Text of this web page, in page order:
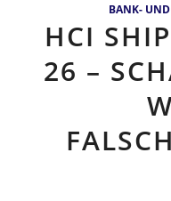
BANK-
HCI
26 –